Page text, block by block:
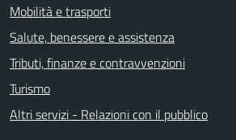
Mobilità e trasporti
Salute, benessere e assistenza
Tributi, finanze e contravvenzioni
Turismo
Altri servizi - Relazioni con il pubblico